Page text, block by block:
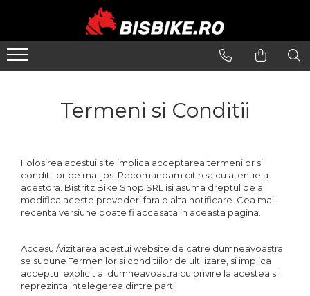
Biciclete
Mountain bike
Trekking-oraș
Street-Dirt
BMX
Damă
Biciclete Electrice
E-Commuter Bikes
E-Mountain Bikes
PIESE
Angrenaje
Plăci foi angrenaj
Butuci spate
Piese butuci
Butuci față
Press-fit
Cadre
Accesorii
Apărători
Borsete și genți
Coșuri
Cricuri
Diverse
Huse și suporți telefon
Localizare GPS
Lumini și reflectorizante
Echipamente
Căști
Mănuși
Protecții
Căciuli, Șepci, Bandane
Rucsaci
Ochelari
Huse Pantofi
Închirieri
Suporți și portbagaje
Termeni si Conditii
Folosirea acestui site implica acceptarea termenilor si
conditiilor de mai jos. Recomandam citirea cu atentie a
acestora. Bistritz Bike Shop SRL isi asuma dreptul de a
modifica aceste prevederi fara o alta notificare. Cea mai
recenta versiune poate fi accesata in aceasta pagina.
Accesul/vizitarea acestui website de catre dumneavoastra
se supune Termenilor si conditiilor de ultilizare, si implica
acceptul explicit al dumneavoastra cu privire la acestea si
reprezinta intelegerea dintre parti.